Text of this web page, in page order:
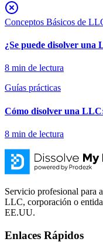
Conceptos Básicos de
¿Se puede disolver una
8 min de lectura
Guías prácticas
Cómo disolver una
8 min de lectura
Servicio profesional para
LLC, corporación o
EE.UU.
Enlaces Rápidos